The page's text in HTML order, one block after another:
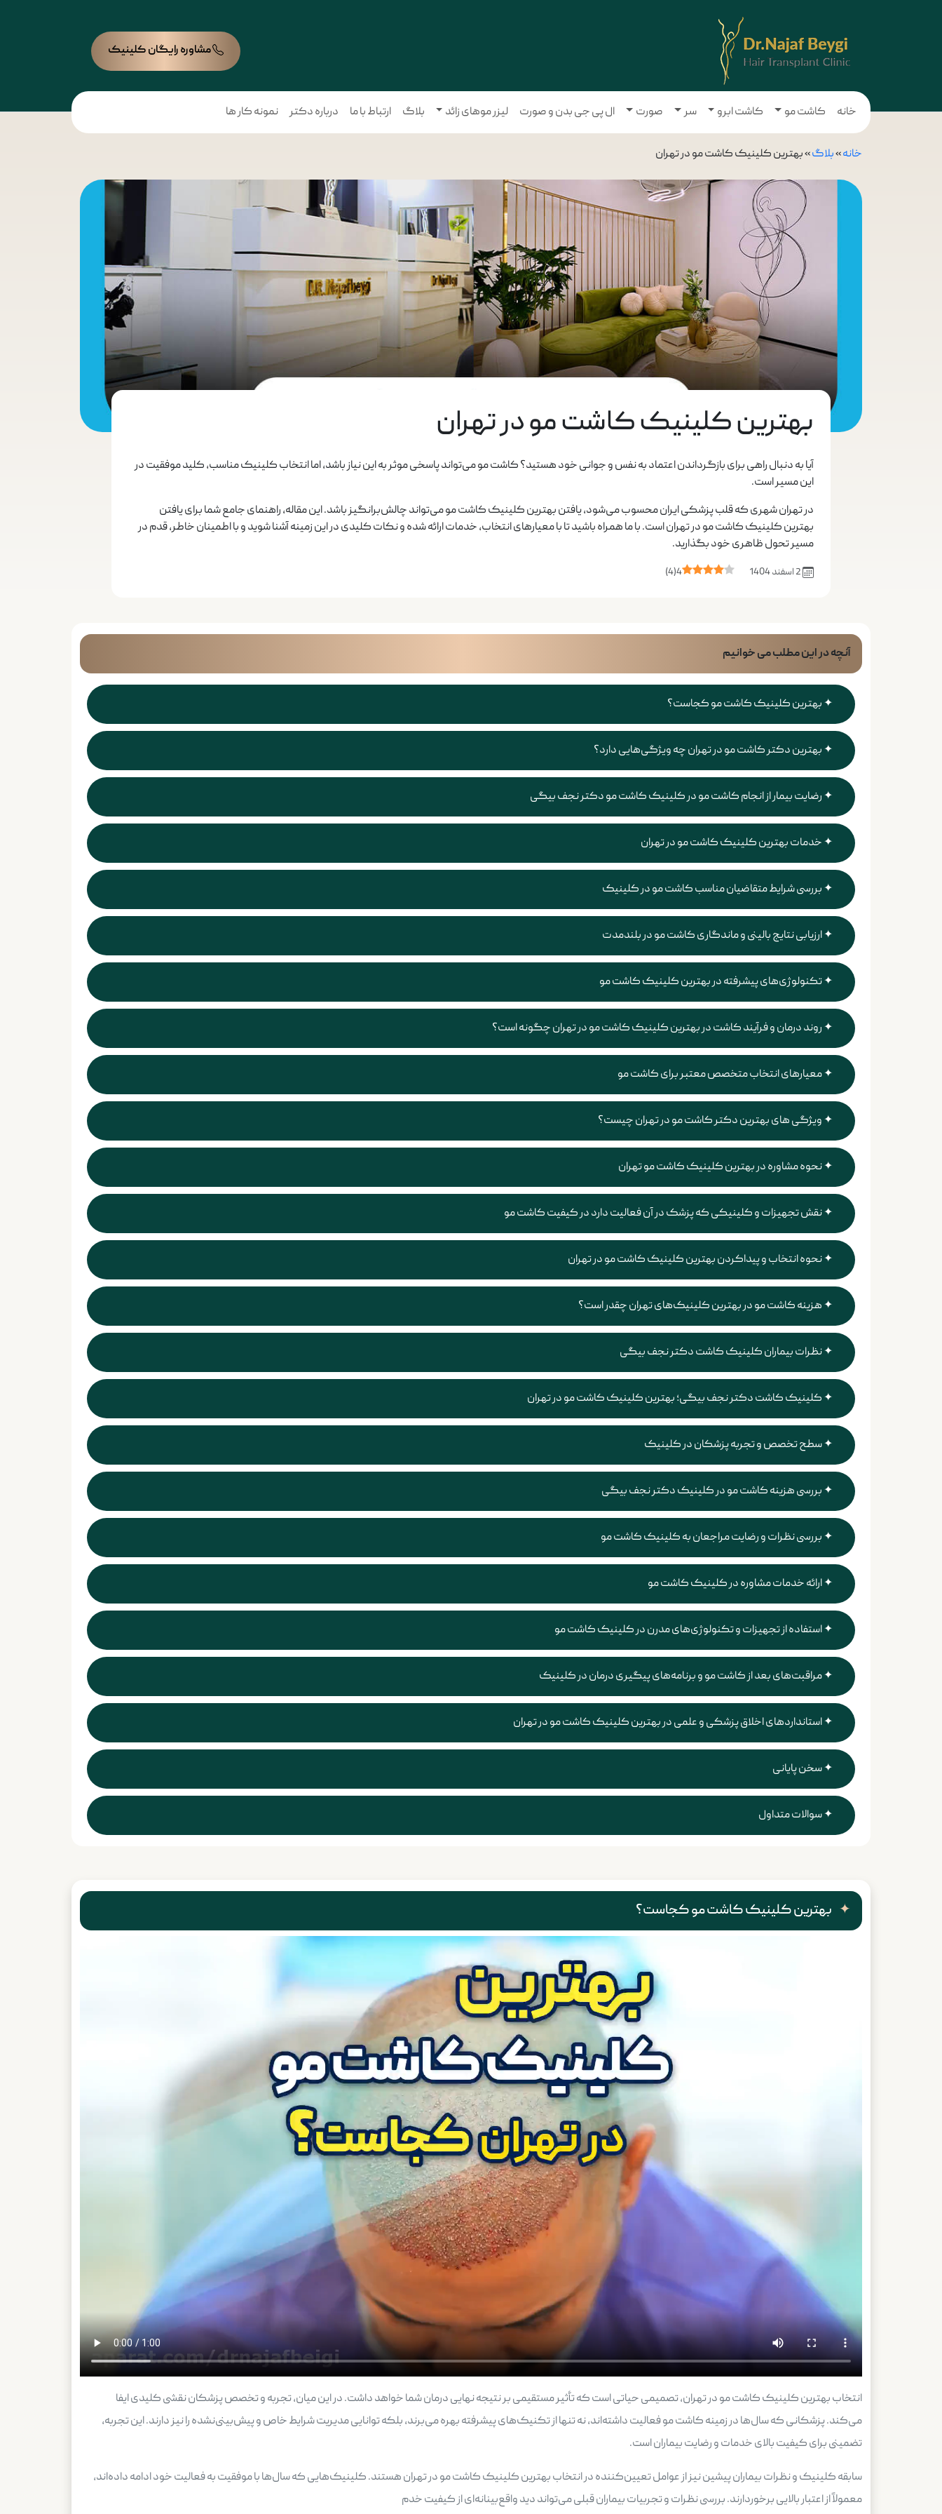
مشاوره رایگان کلینیک
خانه کاشت مو کاشت ابرو سر صورت ال پی جی بدن و صورت لیزر موهای زائد بلاگ ارتباط با ما درباره دکتر نمونه کار ها
خانه»بلاگ»بهترین کلینیک کاشت مو در تهران
بهترین کلینیک کاشت مو در تهران
آیا به دنبال راهی برای بازگرداندن اعتماد به نفس و جوانی خود هستید؟ کاشت مو می‌تواند پاسخی موثر به این نیاز باشد، اما انتخاب کلینیک مناسب، کلید موفقیت در
این مسیر است.
در تهران شهری که قلب پزشکی ایران محسوب می‌شود، یافتن بهترین کلینیک کاشت مو می‌تواند چالش‌برانگیز باشد. این مقاله، راهنمای جامع شما برای یافتن
بهترین کلینیک کاشت مو در تهران است. با ما همراه باشید تا با معیارهای انتخاب، خدمات ارائه شده و نکات کلیدی در این زمینه آشنا شوید و با اطمینان خاطر، قدم در
مسیر تحول ظاهری خود بگذارید.
4
(
4
)
آنچه در این مطلب می خوانیم
بهترین کلینیک کاشت مو کجاست؟
بهترین دکتر کاشت مو در تهران چه ویژگی‌هایی دارد؟
رضایت بیمار از انجام کاشت مو در کلینیک کاشت مو دکتر نجف بیگی
خدمات بهترین کلینیک کاشت مو در تهران
بررسی شرایط متقاضیان مناسب کاشت مو در کلینیک‌
ارزیابی نتایج بالینی و ماندگاری کاشت مو در بلندمدت
تکنولوژی‌های پیشرفته در بهترین کلینیک کاشت مو
روند درمان و فرآیند کاشت در بهترین کلینیک کاشت مو در تهران چگونه است؟
معیارهای انتخاب متخصص معتبر برای کاشت مو
ویژگی های بهترین دکتر کاشت مو در تهران چیست؟
نحوه مشاوره در بهترین کلینیک کاشت مو تهران
نقش تجهیزات و کلینیکی که پزشک در آن فعالیت دارد در کیفیت کاشت مو
نحوه انتخاب و پیداکردن بهترین کلینیک کاشت مو در تهران
هزینه کاشت مو در بهترین کلینیک‌های تهران چقدر است؟
نظرات بیماران کلینیک کاشت دکتر نجف بیگی
کلینیک کاشت دکتر نجف بیگی؛ بهترین کلینیک کاشت مو در تهران
سطح تخصص و تجربه پزشکان در کلینیک
بررسی هزینه کاشت مو در کلینیک دکتر نجف بیگی
بررسی نظرات و رضایت مراجعان به کلینیک کاشت مو
ارائه خدمات مشاوره در کلینیک کاشت مو
استفاده از تجهیزات و تکنولوژی‌های مدرن در کلینیک کاشت مو
مراقبت‌های بعد از کاشت مو و برنامه‌های پیگیری درمان در کلینیک
استانداردهای اخلاق پزشکی و علمی در بهترین کلینیک‌ کاشت مو در تهران
سخن پایانی
سوالات متداول
بهترین کلینیک کاشت مو کجاست؟
انتخاب بهترین کلینیک کاشت مو در تهران، تصمیمی حیاتی است که تأثیر مستقیمی بر نتیجه نهایی درمان شما خواهد داشت. در این میان، تجربه و تخصص پزشکان نقشی کلیدی ایفا
می‌کند. پزشکانی که سال‌ها در زمینه کاشت مو فعالیت داشته‌اند، نه تنها از تکنیک‌های پیشرفته بهره می‌برند، بلکه توانایی مدیریت شرایط خاص و پیش‌بینی‌نشده را نیز دارند. این تجربه،
تضمینی برای کیفیت بالای خدمات و رضایت بیماران است.
سابقه کلینیک و نظرات بیماران پیشین نیز از عوامل تعیین‌کننده در انتخاب بهترین کلینیک کاشت مو در تهران هستند. کلینیک‌هایی که سال‌ها با موفقیت به فعالیت خود ادامه داده‌اند،
معمولاً از اعتبار بالایی برخوردارند. بررسی نظرات و تجربیات بیماران قبلی می‌تواند دید واقع‌بینانه‌ای از کیفیت خدم